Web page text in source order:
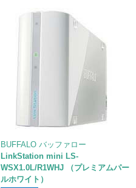
BUFFALO バッファロー
LinkStation mini LS-
WSX1.0L/R1WHJ （プレミアムパー
ルホワイト）